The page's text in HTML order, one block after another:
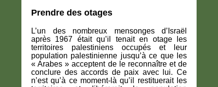
Prendre des otages
L’un des nombreux mensonges d’Israël
après 1967 était qu’il tenait en otage les
territoires palestiniens occupés et leur
population palestinienne jusqu’à ce que les
« Arabes » acceptent de le reconnaître et de
conclure des accords de paix avec lui. Ce
n’est qu’à ce moment-là qu’il restituerait les